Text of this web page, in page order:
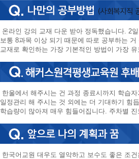
온라인 강의 교재 다운 받아 정독했습니다. 2
보통 8과목 이상 되기 때문에 따로 공부하는
교재로 확인하는 가장 기본적인 방법이 가장 유
한울에서 해주시는 건 과정 종료시까지 학습
일정관리 해 주시는 것 외에는 더 기대하기 힘
학습량이 많아져 매우 힘들어집니다. 주차별
한국어교원 대우도 열악하고 보수도 좋은 조